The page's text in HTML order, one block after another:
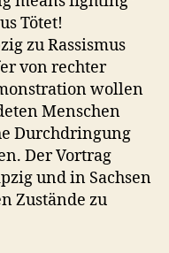
Tötet!
zu Rassismus
von rechter
wollen
Menschen
Durchdringung
Der Vortrag
und in Sachsen
Zustände zu